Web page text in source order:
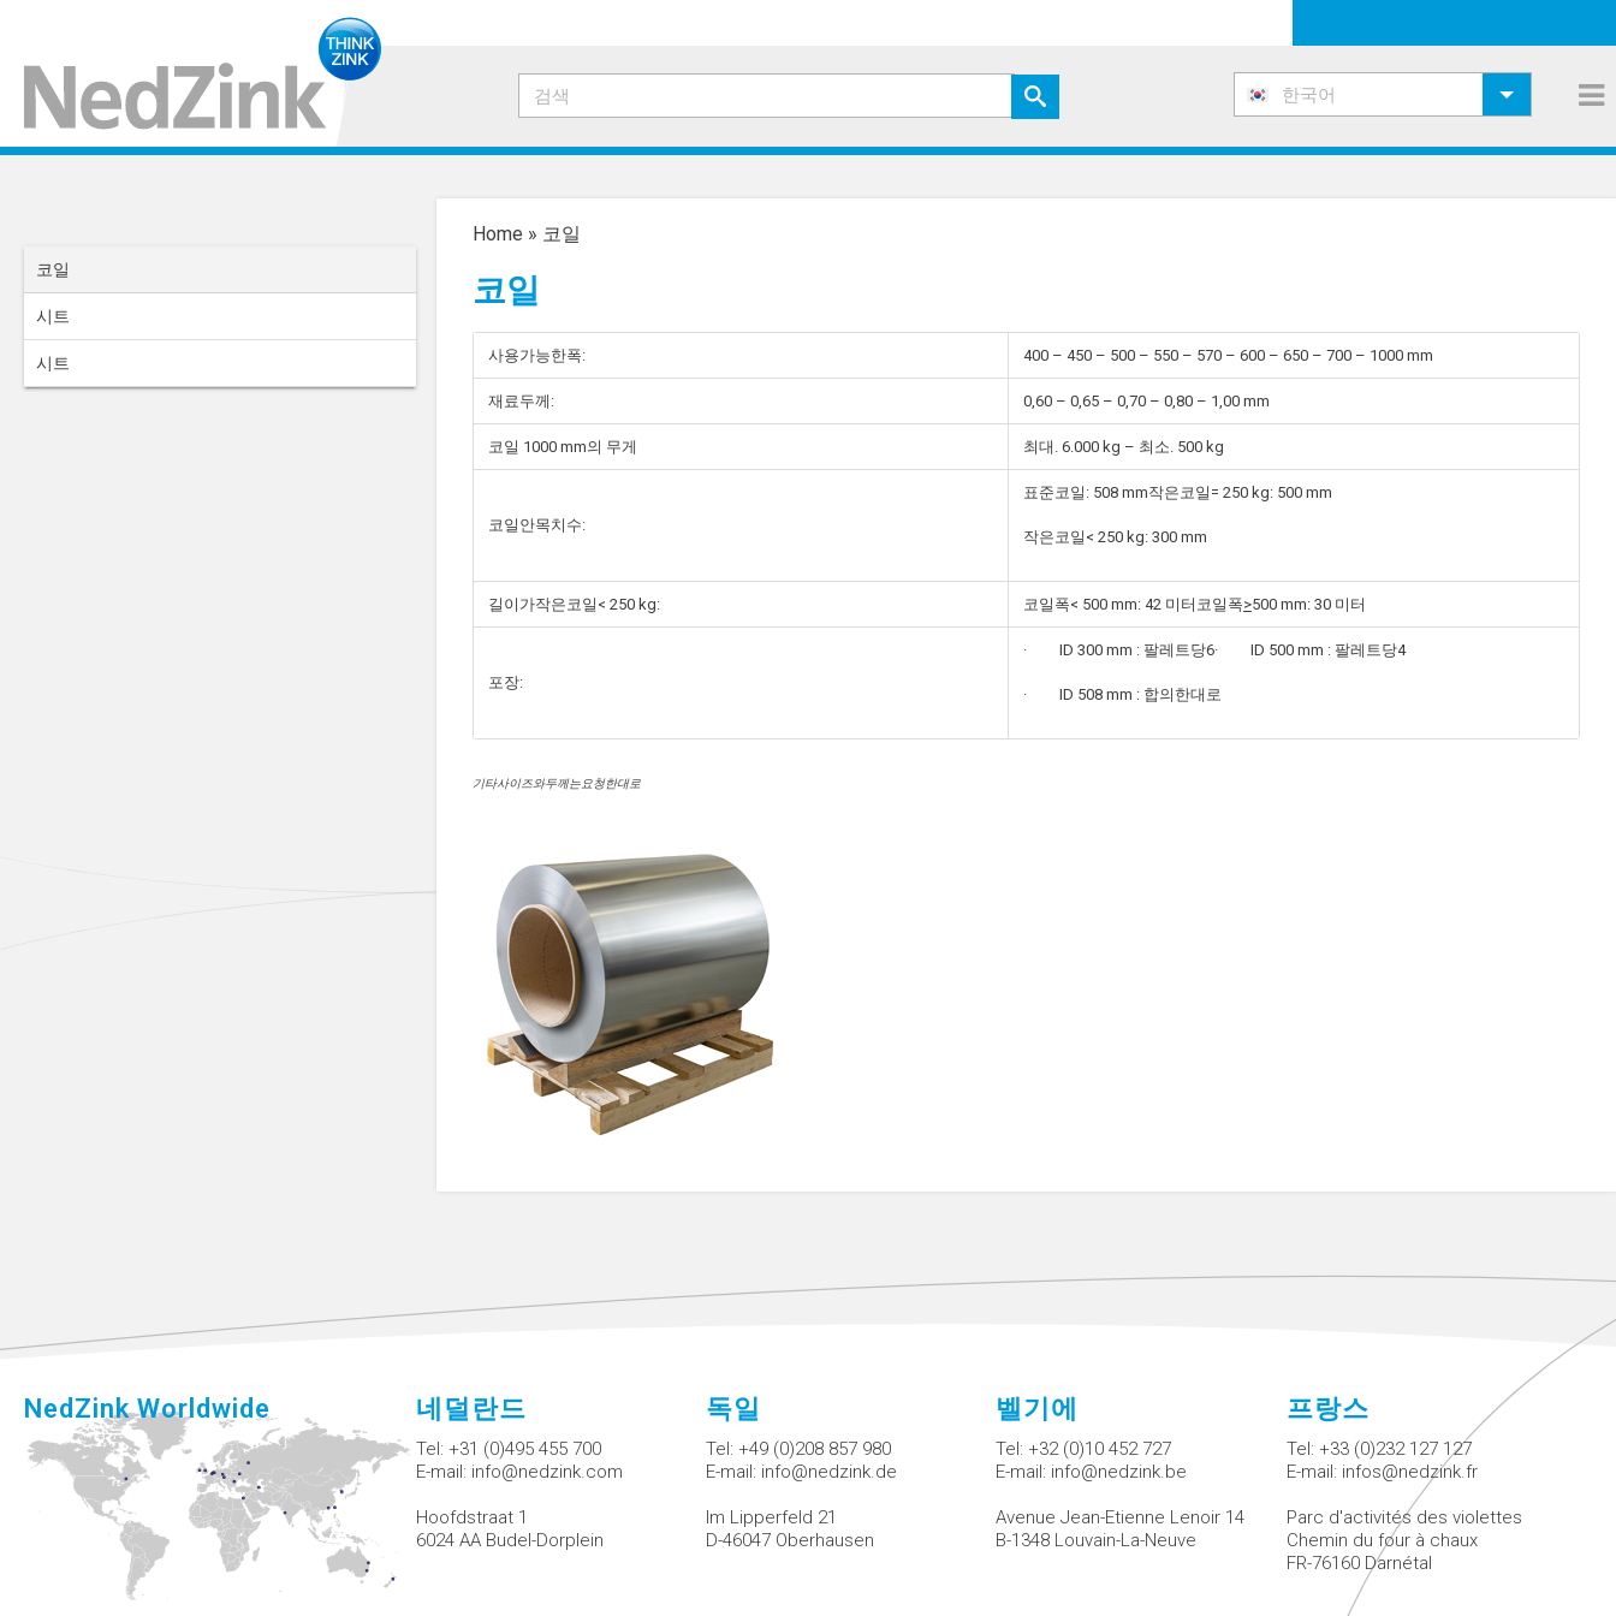
한국어
Home » 코일
코일
사용가능한폭: 400 – 450 – 500 – 550 – 570 – 600 – 650 – 700 – 1000 mm
재료두께: 0,60 – 0,65 – 0,70 – 0,80 – 1,00 mm
코일 1000 mm의 무게 최대. 6.000 kg – 최소. 500 kg
코일안목치수:
표준코일: 508 mm작은코일= 250 kg: 500 mm
작은코일< 250 kg: 300 mm
길이가작은코일< 250 kg: 코일폭< 500 mm: 42 미터코일폭>500 mm: 30 미터
포장:
· ID 300 mm : 팔레트당6· ID 500 mm : 팔레트당4
· ID 508 mm : 합의한대로
기타사이즈와두께는요청한대로
코일
시트
시트
NedZink Worldwide 네덜란드
Tel: +31 (0)495 455 700
E-mail: info@nedzink.com
Hoofdstraat 1
6024 AA Budel-Dorplein
독일
Tel: +49 (0)208 857 980
E-mail: info@nedzink.de
Im Lipperfeld 21
D-46047 Oberhausen
벨기에
Tel: +32 (0)10 452 727
E-mail: info@nedzink.be
Avenue Jean-Etienne Lenoir 14
B-1348 Louvain-La-Neuve
프랑스
Tel: +33 (0)232 127 127
E-mail: infos@nedzink.fr
Parc d'activités des violettes
Chemin du four à chaux
FR-76160 Darnétal